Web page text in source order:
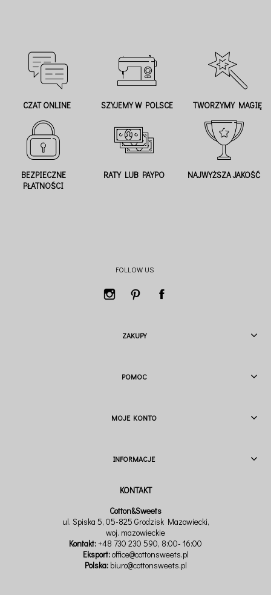
CZAT ONLINE SZYJEMY W POLSCE TWORZYMY MAGIĘ
BEZPIECZNE
PŁATNOŚCI
RATY LUB PAYPO NAJWYŻSZA JAKOŚĆ
FOLLOW US
ZAKUPY
POMOC
MOJE KONTO
INFORMACJE
Cotton&Sweets
ul. Spiska 5, 05-825 Grodzisk Mazowiecki,
woj. mazowieckie
Kontakt:+48 730 230 590, 8:00- 16:00
Eksport:office@cottonsweets.pl
Polska: biuro@cottonsweets.pl